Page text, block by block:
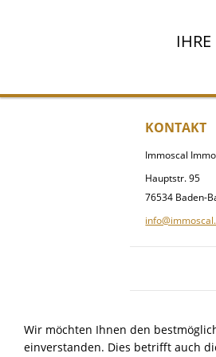
Wir möchten Ihnen den
einverstanden. Dies betrifft auch
KONTAKT
Immoscal
Hauptstr. 95
76534 Baden-
IMMOSCAL